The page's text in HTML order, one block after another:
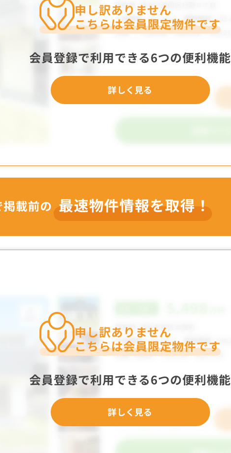
申し訳ありません
こちらは会員限定物件です
会員登録で利用できる6つの便利機能
詳しく見る
申し訳ありません
こちらは会員限定物件です
会員登録で利用できる6つの便利機能
詳しく見る